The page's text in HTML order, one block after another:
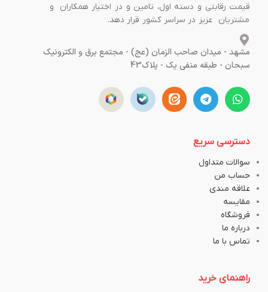
قیمت رقابتی و دسته اول، تامین و در اختیار همکاران و
مشتریان عزیز در سراسر کشور قرار دهد.
مشهد - میدان صاحب الزمان (عج) - مجتمع برق و الکترونیک
سبحان - طبقه منفی یک - پلاک43
دسترسی سریع
سوالات متداول
حساب من
علاقه مندی
مقایسه
فروشگاه
درباره ما
تماس با ما
راهنمای خرید